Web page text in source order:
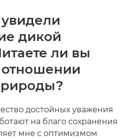
дикой
ли вы
достойных уважения
на благо сохранения
мне с оптимизмом